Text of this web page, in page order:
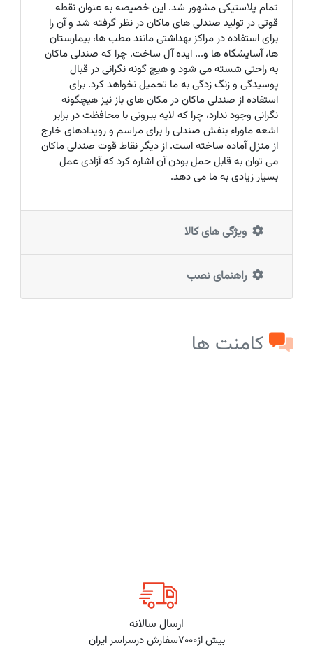
تمام پلاستیکی مشهور شد. این خصیصه به عنوان نقطه
قوتی در تولید صندلی های ماکان در نظر گرفته شد و آن را
برای استفاده در مراکز بهداشتی مانند مطب ها، بیمارستان
ها، آسایشگاه ها و... ایده آل ساخت. چرا که صندلی ماکان
به راحتی شسته می شود و هیچ گونه نگرانی در قبال
پوسیدگی و زنگ زدگی به ما تحمیل نخواهد کرد. برای
استفاده از صندلی ماکان در مکان های باز نیز هیچگونه
نگرانی وجود ندارد، چرا که لایه بیرونی با محافظت در برابر
اشعه ماوراء بنفش صندلی را برای مراسم و رویدادهای خارج
از منزل آماده ساخته است. از دیگر نقاط قوت صندلی ماکان
می توان به قابل حمل بودن آن اشاره کرد که آزادی عمل
بسیار زیادی به ما می دهد.
ویژگی های کالا
راهنمای نصب
کامنت ها
ارسال سالانه
بیش از7000سفارش درسراسر ایران